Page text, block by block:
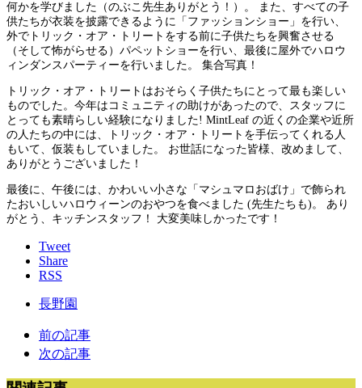
何かを学びました（のぶこ先生ありがとう！）。 また、すべての子
供たちが衣装を披露できるように「ファッションショー」を行い、
外でトリック・オア・トリートをする前に子供たちを興奮させる
（そして怖がらせる）パペットショーを行い、最後に屋外でハロウ
ィンダンスパーティーを行いました。 集合写真！
トリック・オア・トリートはおそらく子供たちにとって最も楽しい
ものでした。今年はコミュニティの助けがあったので、スタッフに
とっても素晴らしい経験になりました! MintLeaf の近くの企業や近所
の人たちの中には、トリック・オア・トリートを手伝ってくれる人
もいて、仮装もしていました。 お世話になった皆様、改めまして、
ありがとうございました！
最後に、午後には、かわいい小さな「マシュマロおばけ」で飾られ
たおいしいハロウィーンのおやつを食べました (先生たちも)。 あり
がとう、キッチンスタッフ！ 大変美味しかったです！
Tweet
Share
RSS
長野園
前の記事
次の記事